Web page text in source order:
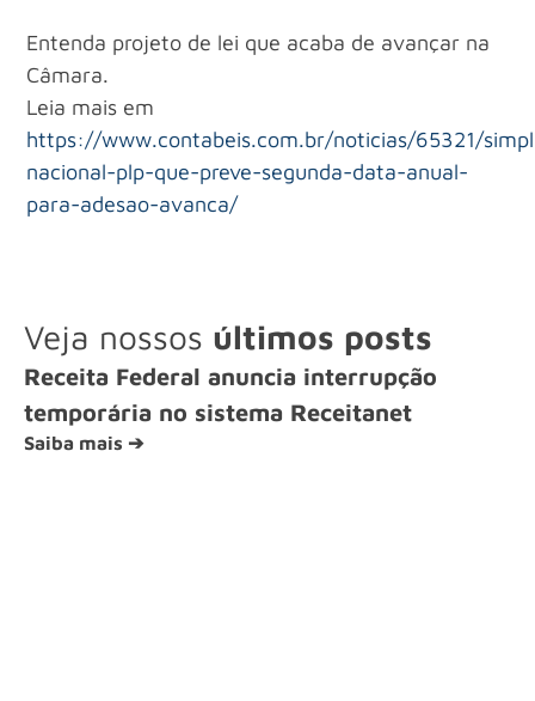
Entenda projeto de lei que acaba de avançar na
Câmara.
Leia mais em
https://www.contabeis.com.br/noticias/65321/
nacional-plp-que-preve-segunda-data-anual-
para-adesao-avanca/
Veja nossos últimos posts
Receita Federal anuncia interrupção
temporária no sistema Receitanet
Saiba mais ➔